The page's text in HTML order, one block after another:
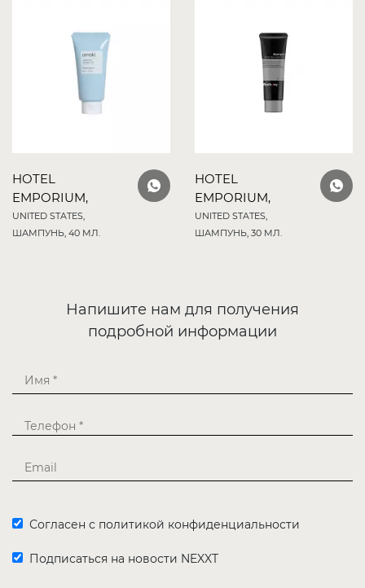
HOTEL
EMPORIUM,
UNITED STATES,
ШАМПУНЬ, 40 МЛ.
HOTEL
EMPORIUM,
UNITED STATES,
ШАМПУНЬ, 30 МЛ.
Напишите нам для получения
подробной информации
Согласен с политикой конфиденциальности
Подписаться на новости NEXXT